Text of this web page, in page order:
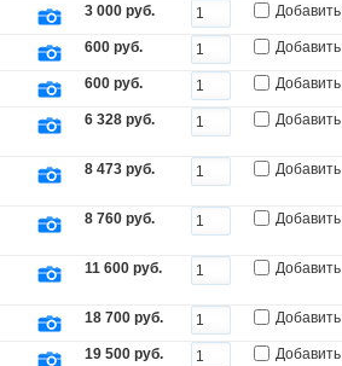
3 000 руб. Добавить
600 руб. Добавить
600 руб. Добавить
6 328 руб. Добавить
8 473 руб. Добавить
8 760 руб. Добавить
11 600 руб. Добавить
18 700 руб. Добавить
19 500 руб. Добавить